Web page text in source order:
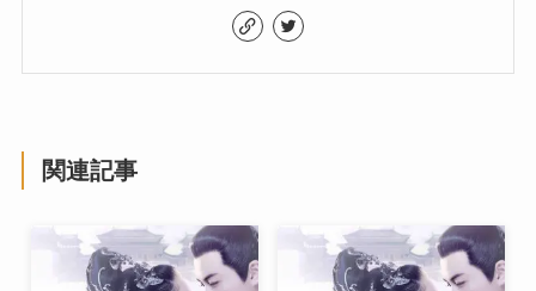
関連記事